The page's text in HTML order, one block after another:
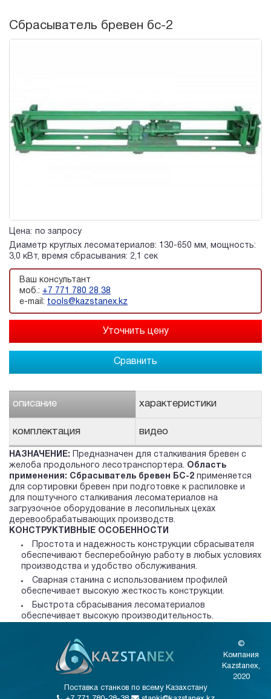
Сбрасыватель бревен бс-2
Цена:
по запросу
Диаметр круглых лесоматериалов: 130-650 мм, мощность:
3,0 кВт, время сбрасывания: 2,1 сек
Ваш консультант
моб.: +7 771 780 28 38
e-mail: tools@kazstanex.kz
Сравнить
описание характеристики
комплектация видео
НАЗНАЧЕНИЕ: Предназначен для сталкивания бревен с
желоба продольного лесотранспортера. Область
применения: Сбрасыватель бревен БС-2 применяется
для сортировки бревен при подготовке к распиловке и
для поштучного сталкивания лесоматериалов на
загрузочное оборудование в лесопильных цехах
деревообрабатывающих производств.
КОНСТРУКТИВНЫЕ ОСОБЕННОСТИ
Простота и надежность конструкции сбрасывателя
обеспечивают бесперебойную работу в любых условиях
производства и удобство обслуживания.
Сварная станина с использованием профилей
обеспечивает высокую жесткость конструкции.
Быстрота сбрасывания лесоматериалов
обеспечивает высокую производительность.
©
Компания
Kazstanex,
2020
Поставка станков по всему Казахстану